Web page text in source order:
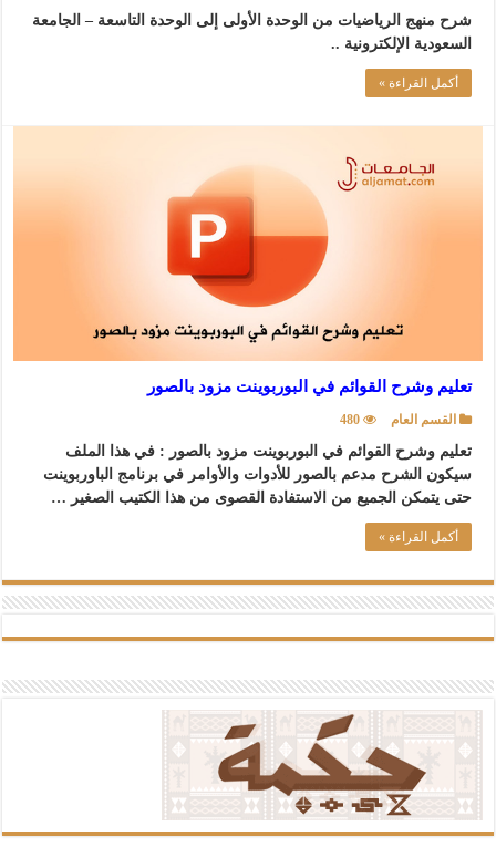
شرح منهج الرياضيات من الوحدة الأولى إلى الوحدة التاسعة – الجامعة
السعودية الإلكترونية ..
أكمل القراءة »
تعليم وشرح القوائم في البوربوينت مزود بالصور
القسم العام 480
تعليم وشرح القوائم في البوربوينت مزود بالصور : في هذا الملف
سيكون الشرح مدعم بالصور للأدوات والأوامر في برنامج الباوربوينت
حتى يتمكن الجميع من الاستفادة القصوى من هذا الكتيب الصغير …
أكمل القراءة »